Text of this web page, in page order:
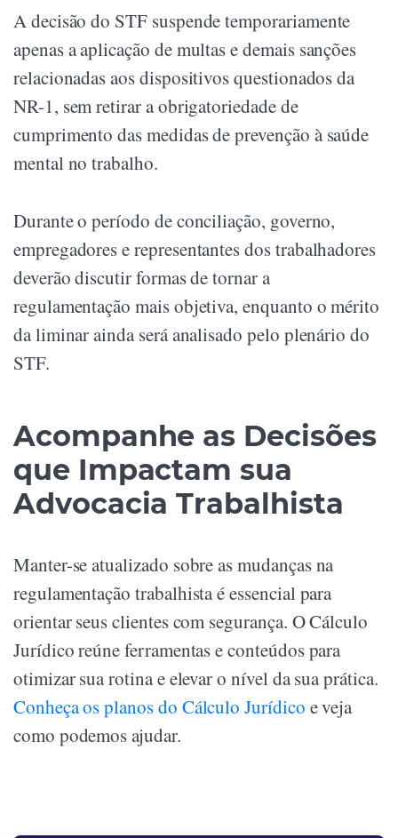
A decisão do STF suspende temporariamente
apenas a aplicação de multas e demais sanções
relacionadas aos dispositivos questionados da
NR-1, sem retirar a obrigatoriedade de
cumprimento das medidas de prevenção à saúde
mental no trabalho.
Durante o período de conciliação, governo,
empregadores e representantes dos trabalhadores
deverão discutir formas de tornar a
regulamentação mais objetiva, enquanto o mérito
da liminar ainda será analisado pelo plenário do
STF.
Acompanhe as Decisões
que Impactam sua
Advocacia Trabalhista
Manter-se atualizado sobre as mudanças na
regulamentação trabalhista é essencial para
orientar seus clientes com segurança. O Cálculo
Jurídico reúne ferramentas e conteúdos para
otimizar sua rotina e elevar o nível da sua prática.
Conheça os planos do Cálculo Jurídico e veja
como podemos ajudar.